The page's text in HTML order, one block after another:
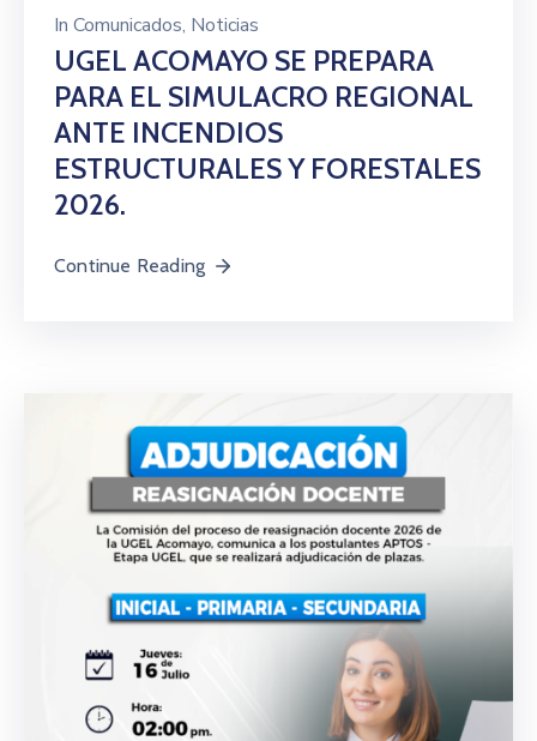
In Comunicados‚ Noticias
UGEL ACOMAYO SE PREPARA
PARA EL SIMULACRO REGIONAL
ANTE INCENDIOS
ESTRUCTURALES Y FORESTALES
2026.
Continue Reading